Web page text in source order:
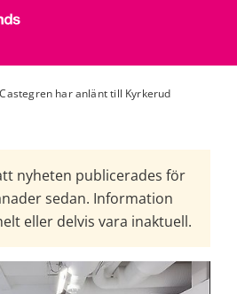
har anlänt till Kyrkerud
nyheten publicerades för
sedan. Information
eller delvis vara inaktuell.